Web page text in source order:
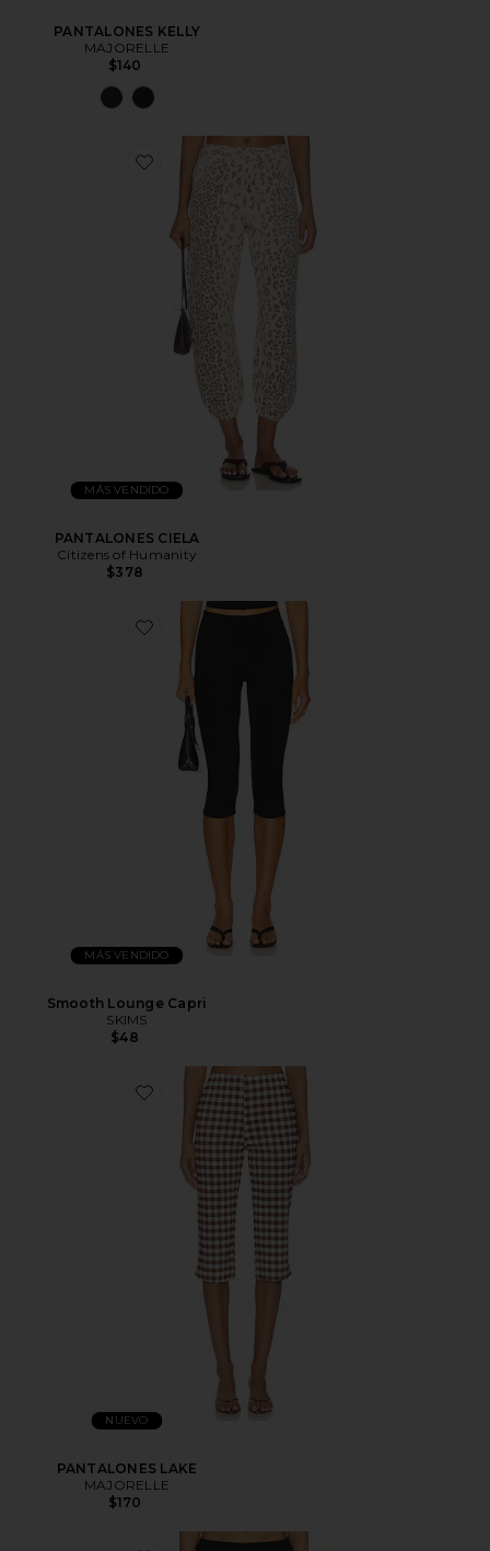
PANTALONES KELLY
MAJORELLE
$140
MÁS VENDIDO
PANTALONES CIELA
Citizens of Humanity
$378
MÁS VENDIDO
Smooth Lounge Capri
SKIMS
$48
NUEVO
PANTALONES LAKE
MAJORELLE
$170